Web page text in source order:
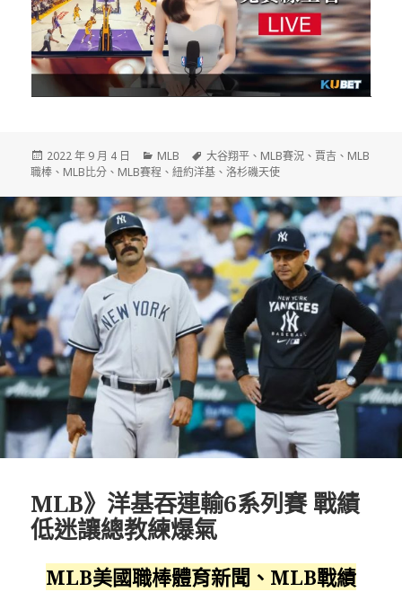
發
佈
2022 年 9 月 4 日
分
類
MLB
標
籤
大谷翔平 、 MLB賽況 、 賈吉 、 MLB
職棒 、 MLB比分 、 MLB賽程 、紐約洋基 、洛杉磯天使
MLB》洋基吞連輸6系列賽 戰績
低迷讓總教練爆氣
MLB美國職棒體育新聞、MLB戰績